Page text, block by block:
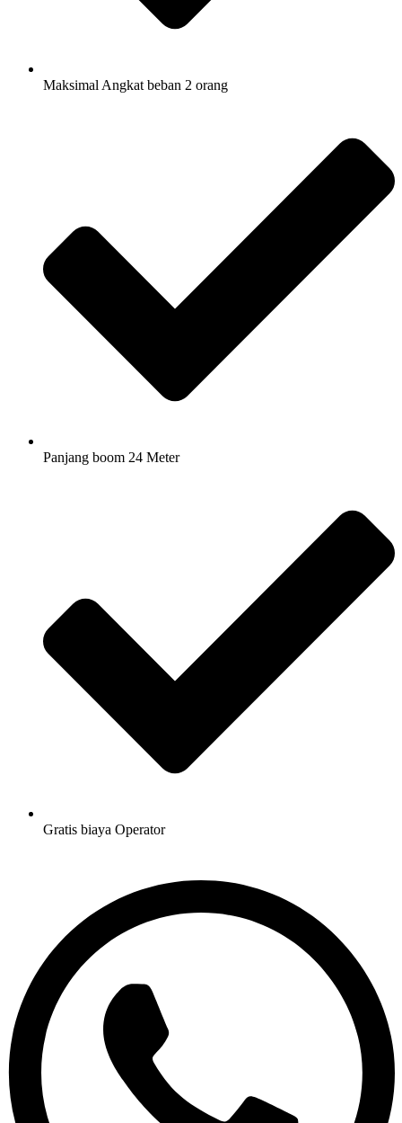
Maksimal Angkat beban 2 orang
Panjang boom 24 Meter
Gratis biaya Operator